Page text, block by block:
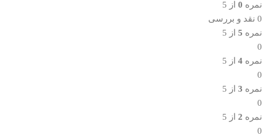
نمره 0 از 5
0 نقد و بررسی
نمره 5 از 5
0
نمره 4 از 5
0
نمره 3 از 5
0
نمره 2 از 5
0